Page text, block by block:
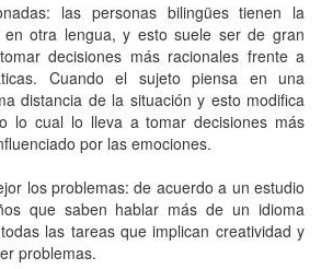
las personas bilingües tienen la
en otra lengua, y esto suele ser de gran
decisiones más racionales frente a
Cuando el sujeto piensa en una
distancia de la situación y esto modifica
lo cual lo lleva a tomar decisiones más
por las emociones.
los problemas: de acuerdo a un estudio
que saben hablar más de un idioma
las tareas que implican creatividad y
problemas.